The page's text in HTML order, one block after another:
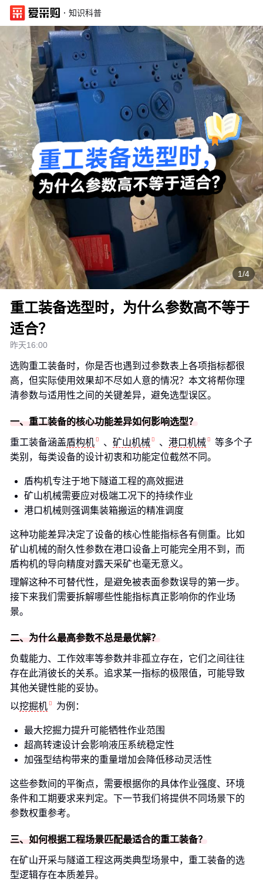
· 知识科普
1/4
重工装备选型时，为什么参数高不等于
适合？
昨天16:00
选购重工装备时，你是否也遇到过参数表上各项指标都很
高，但实际使用效果却不尽如人意的情况？本文将帮你理
清参数与适用性之间的关键差异，避免选型误区。
一、重工装备的核心功能差异如何影响选型？
重工装备涵盖盾构机 、 矿山机械 、 港口机械
等多个子
类别，每类设备的设计初衷和功能定位截然不同。
盾构机专注于地下隧道工程的高效掘进
矿山机械需要应对极端工况下的持续作业
港口机械则强调集装箱搬运的精准调度
这种功能差异决定了设备的核心性能指标各有侧重。比如
矿山机械的耐久性参数在港口设备上可能完全用不到，而
盾构机的导向精度对露天采矿也毫无意义。
理解这种不可替代性，是避免被表面参数误导的第一步。
接下来我们需要拆解哪些性能指标真正影响你的作业场
景。
二、为什么最高参数不总是最优解？
负载能力、工作效率等参数并非孤立存在，它们之间往往
存在此消彼长的关系。追求某一指标的极限值，可能导致
其他关键性能的妥协。
以挖掘机 为例：
最大挖掘力提升可能牺牲作业范围
超高转速设计会影响液压系统稳定性
加强型结构带来的重量增加会降低移动灵活性
这些参数间的平衡点，需要根据你的具体作业强度、环境
条件和工期要求来判定。下一节我们将提供不同场景下的
参数权重参考。
三、如何根据工程场景匹配最适合的重工装备？
在矿山开采与隧道工程这两类典型场景中，重工装备的选
型逻辑存在本质差异。